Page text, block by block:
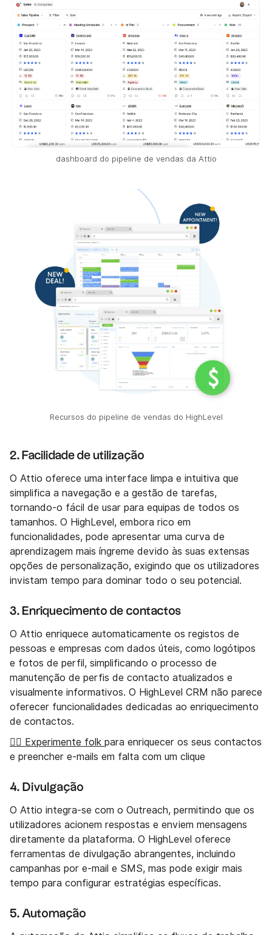
dashboard do pipeline de vendas da Attio
Recursos do pipeline de vendas do HighLevel
2. Facilidade de utilização
O Attio oferece uma interface limpa e intuitiva que
simplifica a navegação e a gestão de tarefas,
tornando-o fácil de usar para equipas de todos os
tamanhos. O HighLevel, embora rico em
funcionalidades, pode apresentar uma curva de
aprendizagem mais íngreme devido às suas extensas
opções de personalização, exigindo que os utilizadores
invistam tempo para dominar todo o seu potencial.
3. Enriquecimento de contactos
O Attio enriquece automaticamente os registos de
pessoas e empresas com dados úteis, como logótipos
e fotos de perfil, simplificando o processo de
manutenção de perfis de contacto atualizados e
visualmente informativos. O HighLevel CRM não parece
oferecer funcionalidades dedicadas ao enriquecimento
de contactos.
👉🏼 Experimente folk para enriquecer os seus contactos
e preencher e-mails em falta com um clique
4. Divulgação
O Attio integra-se com o Outreach, permitindo que os
utilizadores acionem respostas e enviem mensagens
diretamente da plataforma. O HighLevel oferece
ferramentas de divulgação abrangentes, incluindo
campanhas por e-mail e SMS, mas pode exigir mais
tempo para configurar estratégias específicas.
5. Automação